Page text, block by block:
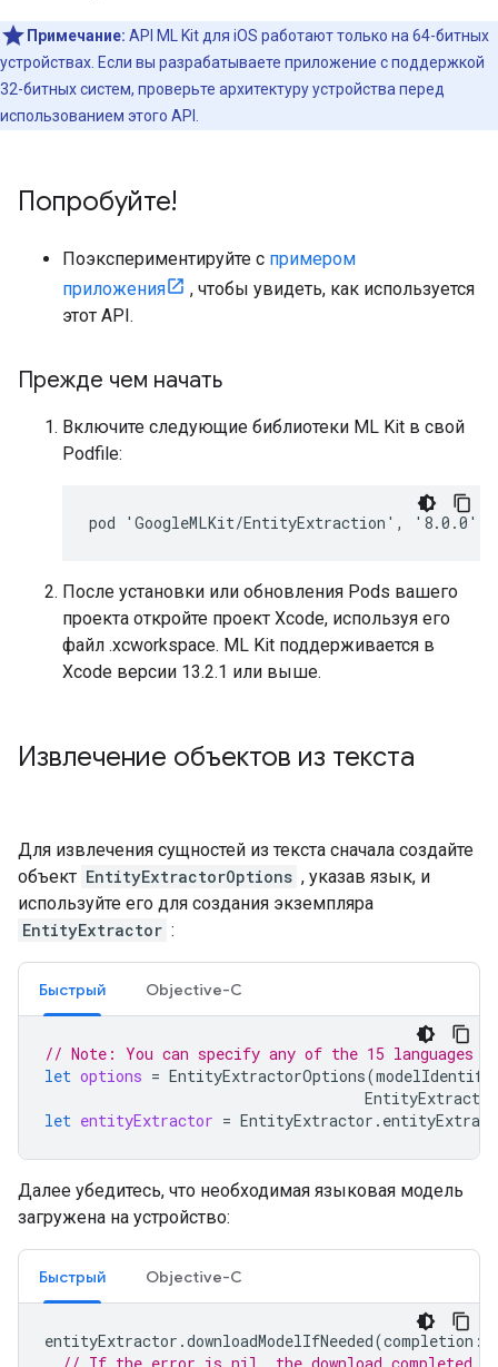
Примечание: API ML Kit для iOS работают только на 64-битных
устройствах. Если вы разрабатываете приложение с поддержкой
32-битных систем, проверьте архитектуру устройства перед
использованием этого API.
Попробуйте!
Поэкспериментируйте с примером
приложения
, чтобы увидеть, как используется
этот API.
Прежде чем начать
Включите следующие библиотеки ML Kit в свой
Podfile:
После установки или обновления Pods вашего
проекта откройте проект Xcode, используя его
файл .xcworkspace. ML Kit поддерживается в
Xcode версии 13.2.1 или выше.
Извлечение объектов из текста
Для извлечения сущностей из текста сначала создайте
объект EntityExtractorOptions , указав язык, и
используйте его для создания экземпляра
EntityExtractor :
Быстрый Objective-C
// Note: You can specify any of the 15
let options = EntityExtractorOptions(
let entityExtractor = EntityExtractor .
Далее убедитесь, что необходимая языковая модель
загружена на устройство:
Быстрый Objective-C
entityExtractor .downloadModelIfNeeded(completion :